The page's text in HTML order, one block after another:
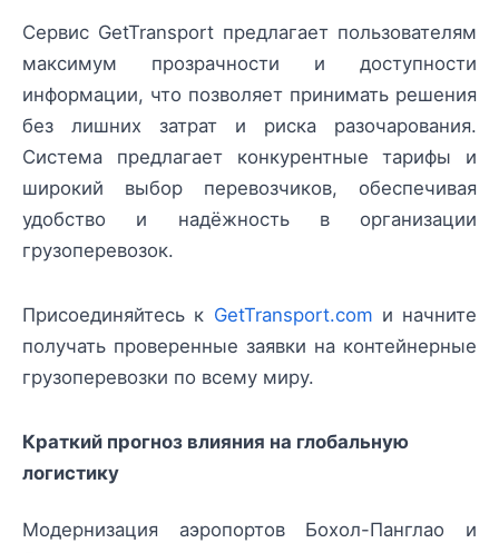
Сервис GetTransport предлагает пользователям
максимум прозрачности и доступности
информации, что позволяет принимать решения
без лишних затрат и риска разочарования.
Система предлагает конкурентные тарифы и
широкий выбор перевозчиков, обеспечивая
удобство и надёжность в организации
грузоперевозок.
Присоединяйтесь к GetTransport.com и начните
получать проверенные заявки на контейнерные
грузоперевозки по всему миру.
Краткий прогноз влияния на глобальную
логистику
Модернизация аэропортов Бохол-Панглао и